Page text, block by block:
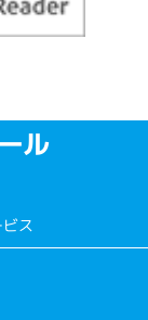
ル
ス